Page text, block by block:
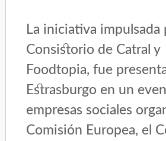
La iniciativa impulsada
Consistorio de Catral y
Foodtopia, fue
Estrasburgo en un
empresas sociales
Comisión Europea, el